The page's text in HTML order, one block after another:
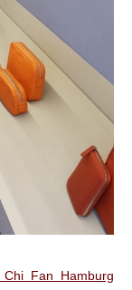
Chi Fan Hamburg